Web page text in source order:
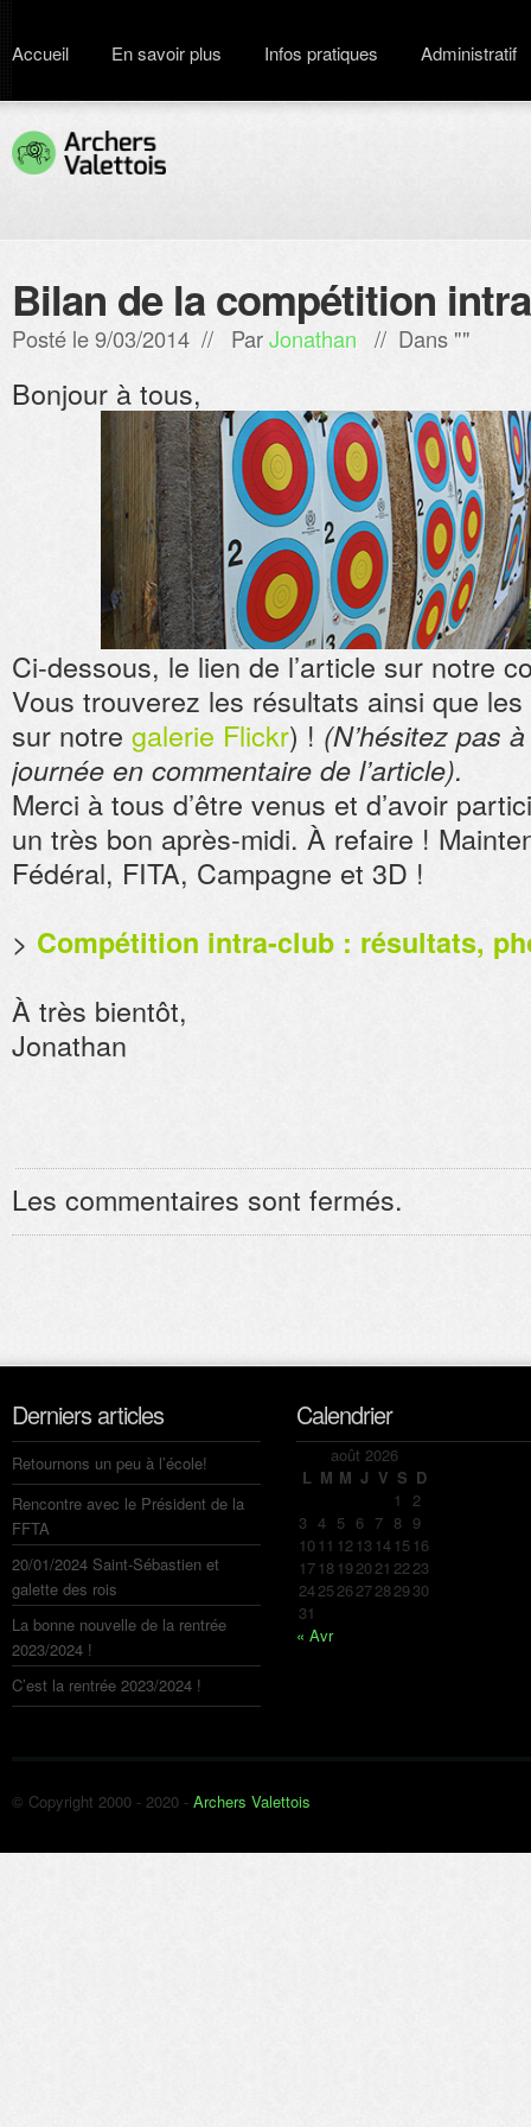
Accueil En savoir plus Infos pratiques Administratif
Bilan de la compétition
Posté le 9/03/2014 // ParJonathan // Dans ""
Bonjour à tous,
Ci-dessous, le lien de l’article sur notre
Vous trouverez les résultats ainsi que
sur notre galerie Flickr) ! (N’hésitez pas
journée en commentaire de l’article).
Merci à tous d’être venus et d’avoir
un très bon après-midi. À refaire !
Fédéral, FITA, Campagne et 3D !
> Compétition intra-club : résultats,
À très bientôt,
Jonathan
Les commentaires sont fermés.
Derniers articles
Retournons un peu à l’école!
Rencontre avec le Président de la
FFTA
20/01/2024 Saint-Sébastien et
galette des rois
La bonne nouvelle de la rentrée
2023/2024 !
C’est la rentrée 2023/2024 !
Calendrier
août 2026
L M M J V S D
1 2
3 4 5 6 7 8 9
10 11 12 13 14 15 16
17 18 192021 2223
24252627282930
31
« Avr
© Copyright 2000 - 2020 - Archers Valettois